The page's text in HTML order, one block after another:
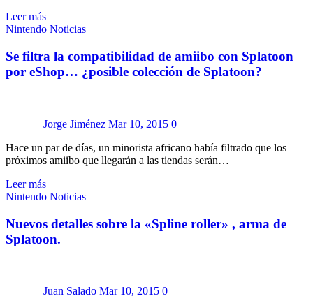
Leer más
Nintendo Noticias
Se filtra la compatibilidad de amiibo con Splatoon
por eShop… ¿posible colección de Splatoon?
Jorge Jiménez Mar 10, 2015 0
Hace un par de días, un minorista africano había filtrado que los
próximos amiibo que llegarán a las tiendas serán…
Leer más
Nintendo Noticias
Nuevos detalles sobre la «Spline roller» , arma de
Splatoon.
Juan Salado Mar 10, 2015 0